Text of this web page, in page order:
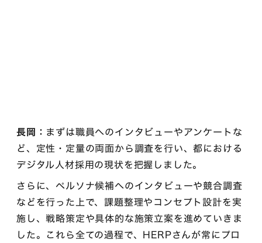
長岡： まずは職員へのインタビューやアンケートな
ど、定性・定量の両面から調査を行い、都における
デジタル人材採用の現状を把握しました。
さらに、ペルソナ候補へのインタビューや競合調査
などを行った上で、課題整理やコンセプト設計を実
施し、戦略策定や具体的な施策立案を進めていきま
した。これら全ての過程で、HERPさんが常にプロ